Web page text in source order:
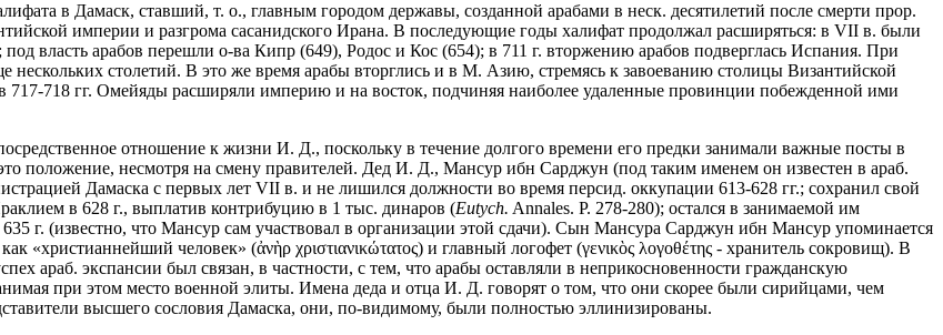
в Дамаск, ставший, т. о., главным городом державы, созданной арабами в неск. десятилетий после смерти прор.
империи и разгрома сасанидского Ирана. В последующие годы халифат продолжал расширяться: в VII в. были
власть арабов перешли о-ва Кипр (649), Родос и Кос (654); в 711 г. вторжению арабов подверглась Испания. При
столетий. В это же время арабы вторглись и в М. Азию, стремясь к завоеванию столицы Византийской
717-718 гг. Омейяды расширяли империю и на восток, подчиняя наиболее удаленные провинции побежденной ими
отношение к жизни И. Д., поскольку в течение долгого времени его предки занимали важные посты в
положение, несмотря на смену правителей. Дед И. Д., Мансур ибн Сарджун (под таким именем он известен в араб.
Дамаска с первых лет VII в. и не лишился должности во время персид. оккупации 613-628 гг.; сохранил свой
в 628 г., выплатив контрибуцию в 1 тыс. динаров (Eutych. Annales. P. 278-280); остался в занимаемой им
г. (известно, что Мансур сам участвовал в организации этой сдачи). Сын Мансура Сарджун ибн Мансур упоминается
«христианнейший человек» (ἀνὴρ χριστιανικώτατος) и главный логофет (γενικὸς λογοθέτης - хранитель сокровищ). В
араб. экспансии был связан, в частности, с тем, что арабы оставляли в неприкосновенности гражданскую
при этом место военной элиты. Имена деда и отца И. Д. говорят о том, что они скорее были сирийцами, чем
высшего сословия Дамаска, они, по-видимому, были полностью эллинизированы.